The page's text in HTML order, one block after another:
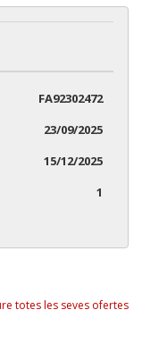
FA92302472
23/09/2025
15/12/2025
1
totes les seves ofertes